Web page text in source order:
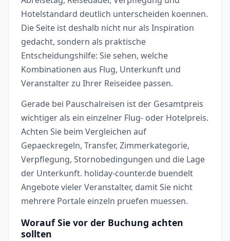
Hotelstandard deutlich unterscheiden koennen.
Die Seite ist deshalb nicht nur als Inspiration
gedacht, sondern als praktische
Entscheidungshilfe: Sie sehen, welche
Kombinationen aus Flug, Unterkunft und
Veranstalter zu Ihrer Reiseidee passen.
Gerade bei Pauschalreisen ist der Gesamtpreis
wichtiger als ein einzelner Flug- oder Hotelpreis.
Achten Sie beim Vergleichen auf
Gepaeckregeln, Transfer, Zimmerkategorie,
Verpflegung, Stornobedingungen und die Lage
der Unterkunft. holiday-counter.de buendelt
Angebote vieler Veranstalter, damit Sie nicht
mehrere Portale einzeln pruefen muessen.
Worauf Sie vor der Buchung achten
sollten